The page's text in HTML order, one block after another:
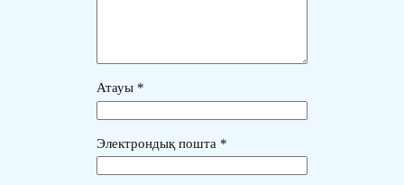
Атауы *
Электрондық пошта *